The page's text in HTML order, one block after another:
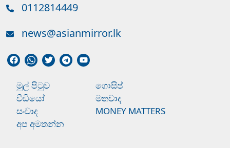
0112814449
news@asianmirror.lk
මුල් පිටුව
ගොසිප්
වීඩියෝ
මතවාද
සංවාද
MONEY MATTERS
අප අමතන්න